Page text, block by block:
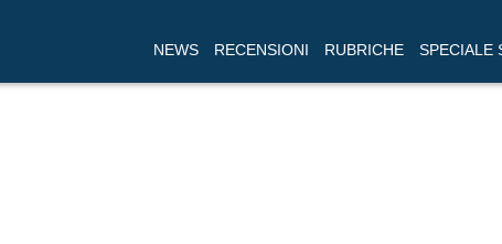
NEWS RECENSIONI RUBRICHE SPECIALE